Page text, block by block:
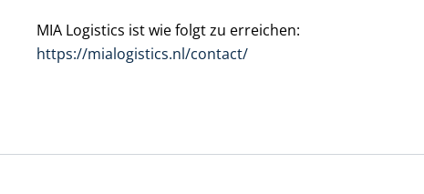
MIA Logistics ist wie folgt zu erreichen:
https://mialogistics.nl/contact/